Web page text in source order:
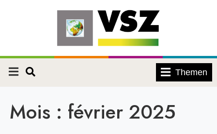
Themen
Mois : février 2025